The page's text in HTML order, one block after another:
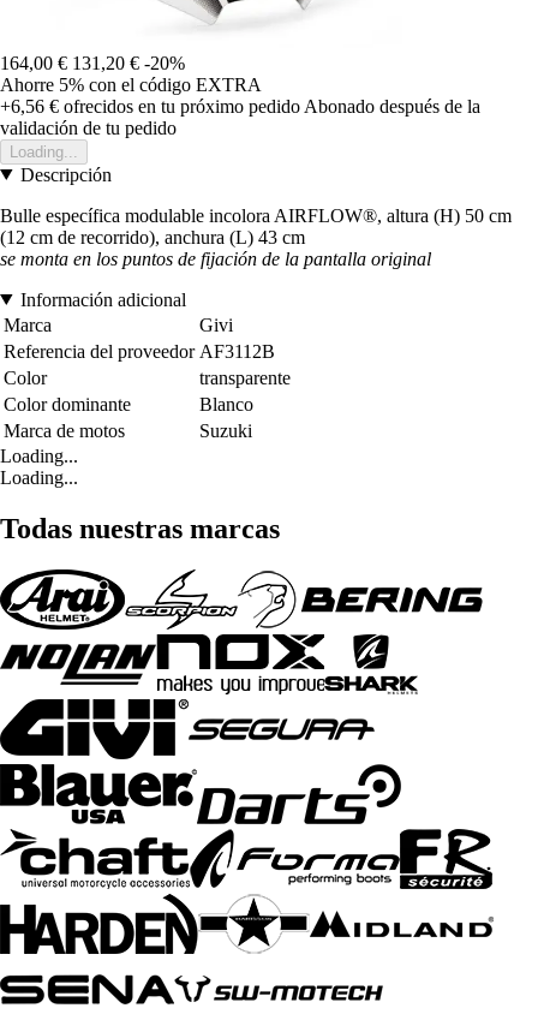
164,00 € 131,20 € -20%
Ahorre 5% con el código EXTRA
+6,56 € ofrecidos en tu próximo pedido Abonado después de la
validación de tu pedido
Loading...
Descripción
Bulle específica modulable incolora AIRFLOW®, altura (H) 50 cm
(12 cm de recorrido), anchura (L) 43 cm
se monta en los puntos de fijación de la pantalla original
Información adicional
Marca
Givi
Referencia del proveedor AF3112B
Color
transparente
Color dominante
Blanco
Marca de motos
Suzuki
Loading...
Loading...
Todas nuestras marcas